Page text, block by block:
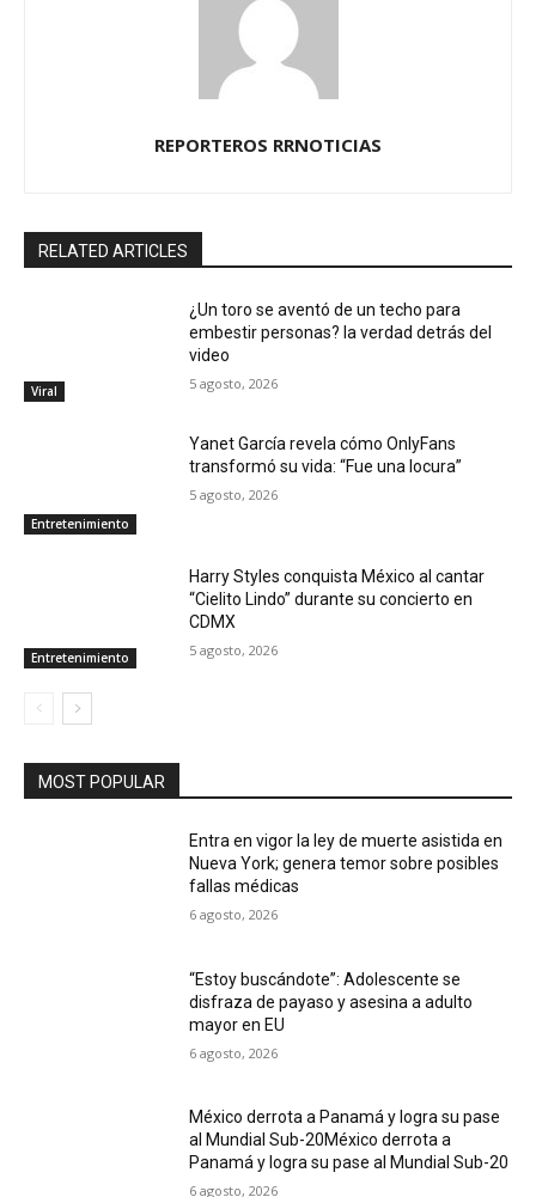
REPORTEROS RRNOTICIAS
RELATED ARTICLES
Viral
¿Un toro se aventó de un techo para
embestir personas? la verdad detrás del
video
5 agosto, 2026
Entretenimiento
Yanet García revela cómo OnlyFans
transformó su vida: “Fue una locura”
5 agosto, 2026
Entretenimiento
Harry Styles conquista México al cantar
“Cielito Lindo” durante su concierto en
CDMX
5 agosto, 2026
MOST POPULAR
Entra en vigor la ley de muerte asistida en
Nueva York; genera temor sobre posibles
fallas médicas
6 agosto, 2026
“Estoy buscándote”: Adolescente se
disfraza de payaso y asesina a adulto
mayor en EU
6 agosto, 2026
México derrota a Panamá y logra su pase
al Mundial Sub-20México derrota a
Panamá y logra su pase al Mundial Sub-20
6 agosto, 2026